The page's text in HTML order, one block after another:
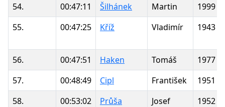
54. 00:47:11 Šilhánek Martin
1999
55.
00:47:25 Kříž Vladimír 1943
56. 00:47:51 Haken Tomáš
1977
57.
00:48:49 Cipl František
1951
58.
00:53:02 Průša Josef 1952